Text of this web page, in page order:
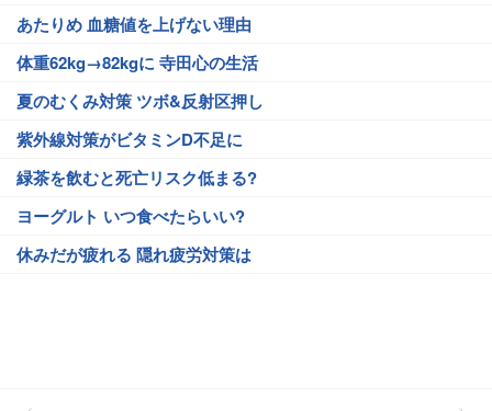
あたりめ 血糖値を上げない理由
体重62kg→82kgに 寺田心の生活
夏のむくみ対策 ツボ&反射区押し
紫外線対策がビタミンD不足に
緑茶を飲むと死亡リスク低まる?
ヨーグルト いつ食べたらいい?
休みだが疲れる 隠れ疲労対策は